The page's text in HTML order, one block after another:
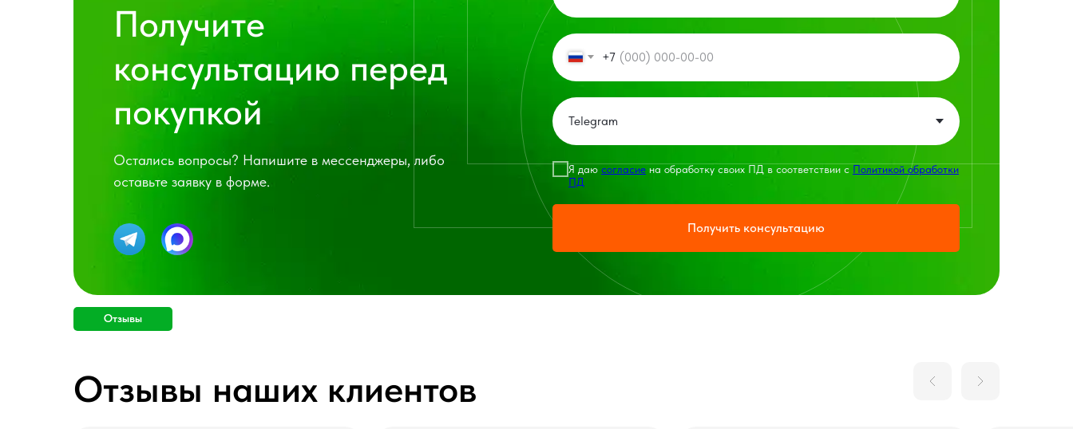
Получите
консультацию перед
покупкой
Остались вопросы? Напишите в мессенджеры, либо
оставьте заявку в форме.
+7
Я даюсогласиена обработку своих ПД в соответствии сПолитикой обработки
ПД
Получить консультацию
Отзывы наших клиентов
Отзывы